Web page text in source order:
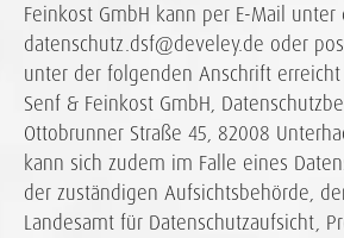
Feinkost GmbH kann per E-Mail unter
datenschutz.dsf@develey.de oder
unter der folgenden Anschrift
Senf & Feinkost GmbH,
Ottobrunner Straße 45, 82008
kann sich zudem im Falle eines
der zuständigen Aufsichtsbehörde,
Landesamt für Datenschutzaufsicht,